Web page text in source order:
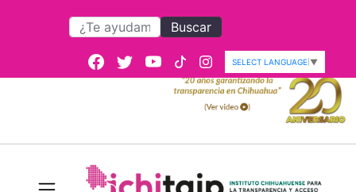
Buscar
SELECT LANGUAGE ▼